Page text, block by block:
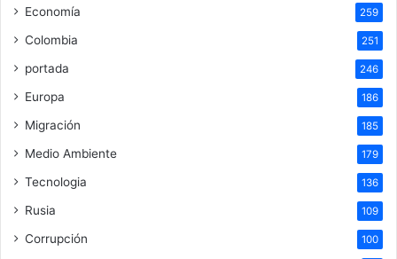
Economía 259
Colombia 251
portada 246
Europa 186
Migración 185
Medio Ambiente 179
Tecnologia 136
Rusia 109
Corrupción 100